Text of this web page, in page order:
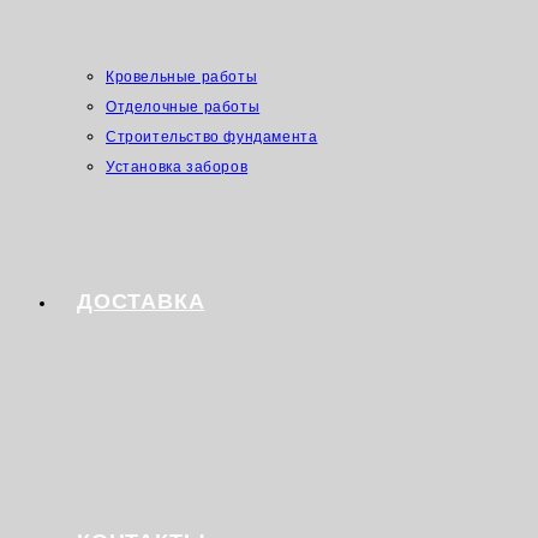
Кровельные работы
Отделочные работы
Строительство фундамента
Установка заборов
ДОСТАВКА